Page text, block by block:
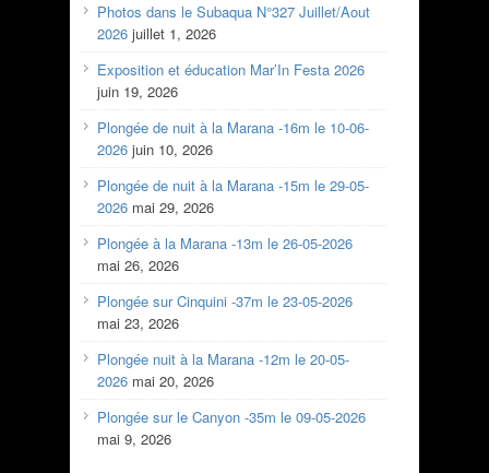
Photos dans le Subaqua N°327 Juillet/Aout
2026 juillet 1, 2026
Exposition et éducation Mar’In Festa 2026
juin 19, 2026
Plongée de nuit à la Marana -16m le 10-06-
2026 juin 10, 2026
Plongée de nuit à la Marana -15m le 29-05-
2026 mai 29, 2026
Plongée à la Marana -13m le 26-05-2026
mai 26, 2026
Plongée sur Cinquini -37m le 23-05-2026
mai 23, 2026
Plongée nuit à la Marana -12m le 20-05-
2026 mai 20, 2026
Plongée sur le Canyon -35m le 09-05-2026
mai 9, 2026